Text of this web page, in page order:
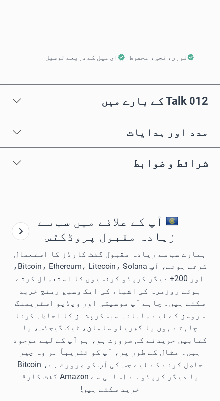
فوری، نجی، محفوظ ای میل کے ذریعے ترسیل
012 Talk کے بارے میں
مدد اور ہدایات
شرائط و ضوابط
آپ کے علاقے میں سب سے
زیادہ مقبول پروڈکٹس
ہمارے سب سے زیادہ مقبول گفٹ کارڈز کا استعمال
کرتے ہوئے، آپ Bitcoin، Ethereum، Litecoin، Solana،
اور 200+ دیگر کرپٹو کرنسیوں کا استعمال کرتے
ہوئے روزمرہ کی اشیاء کی ایک وسیع رینج خرید
سکتے ہیں۔ چاہے آپ موسیقی اور ویڈیو اسٹریمنگ
سروسز کے لیے ماہانہ سبسکرپشنز کا احاطہ کرنا
چاہتے ہوں یا گھریلو سامان، ٹیک گیجٹس، یا
کتابیں خریدنے کی ضرورت ہو، ہم آپ کے لیے موجود
ہیں۔ مثال کے طور پر، آپ کو تقریباً ہر وہ چیز
حاصل کرنے کے لیے جس کی آپ کو ضرورت ہے، Bitcoin
یا دیگر کرپٹو سے آسانی سے Amazon گفٹ کارڈ
خرید سکتے ہیں!